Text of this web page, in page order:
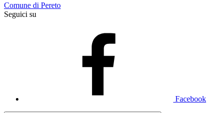
Comune di Pereto
Seguici su
Facebook